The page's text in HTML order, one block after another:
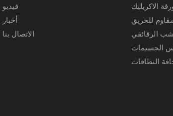
فيديو
أخبار
الاتصال بنا
الاكريليك
للحريق
الرقائقي
الجسيمات
النطاقات